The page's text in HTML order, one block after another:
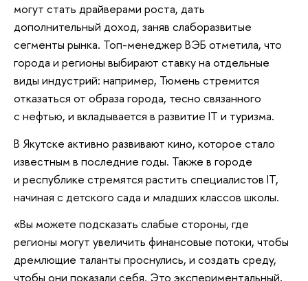
могут стать драйверами роста, дать
дополнительный доход, заняв слаборазвитые
сегменты рынка. Топ-менеджер ВЭБ отметила, что
города и регионы выбирают ставку на отдельные
виды индустрий: например, Тюмень стремится
отказаться от образа города, тесно связанного
с нефтью, и вкладывается в развитие IT и туризма.
В Якутске активно развивают кино, которое стало
известным в последние годы. Также в городе
и республике стремятся растить специалистов IT,
начиная с детского сада и младших классов школы.
«Вы можете подсказать слабые стороны, где
регионы могут увеличить финансовые потоки, чтобы
дремлющие таланты проснулись, и создать среду,
чтобы они показали себя. Это экспериментальный,